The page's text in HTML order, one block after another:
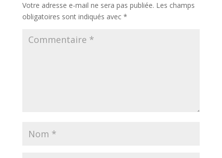
Votre adresse e-mail ne sera pas publiée. Les champs
obligatoires sont indiqués avec *